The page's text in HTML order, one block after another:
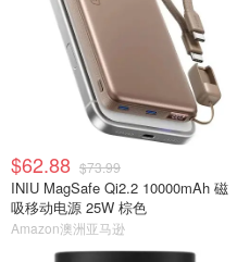
$62.88 $73.99
INIU MagSafe Qi2.2 10000mAh 磁
吸移动电源 25W 棕色
Amazon澳洲亚马逊